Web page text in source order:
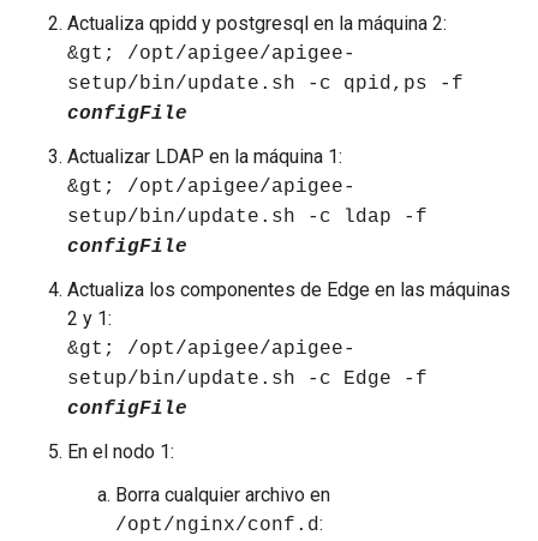
Actualiza qpidd y postgresql en la máquina 2:
&gt; /opt/apigee/apigee-
setup/bin/update.sh -c qpid,ps -f
configFile
Actualizar LDAP en la máquina 1:
&gt; /opt/apigee/apigee-
setup/bin/update.sh -c ldap -f
configFile
Actualiza los componentes de Edge en las máquinas
2 y 1:
&gt; /opt/apigee/apigee-
setup/bin/update.sh -c Edge -f
configFile
En el nodo 1:
Borra cualquier archivo en
/opt/nginx/conf.d: